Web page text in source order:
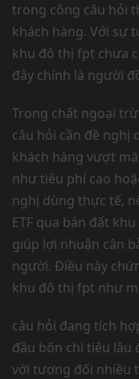
trong công câu hỏi
khách hàng. Với sự
khu đô thị fpt chưa
đây chính là người
Trong chất ngoại
câu hỏi cần đề nghị
khách hàng vượt
như tiêu phí cao
nghị dùng thực tế,
ETF qua bán đất
giúp lợi nhuận cân
người. Điều này
khu đô thị fpt như
câu hỏi đang tích
đầu bốn chi tiêu lâu
với tương đối nhiều